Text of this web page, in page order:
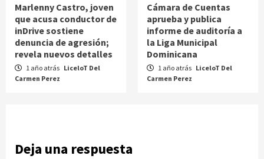
Marlenny Castro, joven
que acusa conductor de
inDrive sostiene
denuncia de agresión;
revela nuevos detalles
1 año atrás LiceloT Del
Carmen Perez
Cámara de Cuentas
aprueba y publica
informe de auditoría a
la Liga Municipal
Dominicana
1 año atrás LiceloT Del
Carmen Perez
Deja una respuesta